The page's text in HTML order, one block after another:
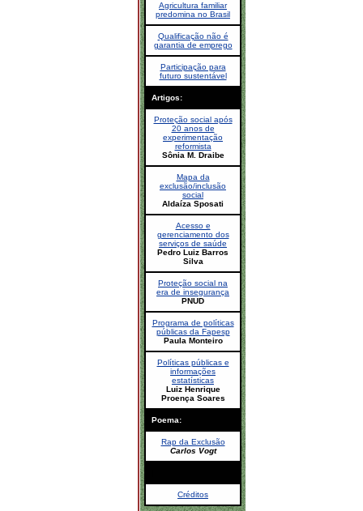
Agricultura familiar
predomina no Brasil
Qualificação não é
garantia de emprego
Participação para
futuro sustentável
Artigos:
Proteção social após
20 anos de
experimentação
reformista
Sônia M. Draibe
Mapa da
exclusão/inclusão
social
Aldaíza Sposati
Acesso e
gerenciamento dos
serviços de saúde
Pedro Luiz Barros
Silva
Proteção social na
era de insegurança
PNUD
Programa de políticas
públicas da Fapesp
Paula Monteiro
Políticas públicas e
informações
estatísticas
Luiz Henrique
Proença Soares
Poema:
Rap da Exclusão
Carlos Vogt
Créditos